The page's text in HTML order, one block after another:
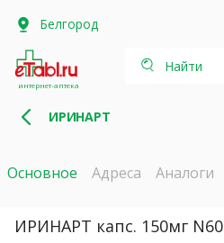
Белгород
интернет-аптека
Найти
ИРИНАРТ
Основное Адреса Аналоги
ИРИНАРТ капс. 150мг N60